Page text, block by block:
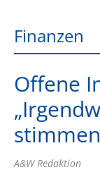
Finanzen
Offene
A&W Redaktion